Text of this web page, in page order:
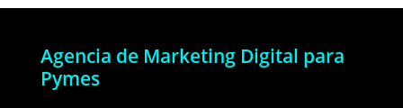
Agencia de Marketing Digital para
Pymes